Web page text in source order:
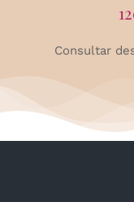
Consultar